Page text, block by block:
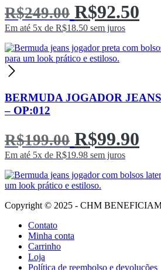
R$249.00 O
preço
Original
R$249.00.
R$92.50
Em até 5x de R$18.50 sem juros
BERMUDA JOGADOR
– OP:012
R$199.00 O
preço
Original
era:
R$99.90
é:
Em até 5x de R$19.98 sem juros
Copyright © 2025 - CHM
Contato
Minha conta
Carrinho
Loja
Política de reembolso e devoluções